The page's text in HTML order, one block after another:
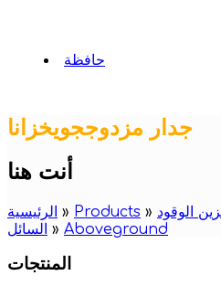
حافظة
جدار مزدوججويخزانا
أنت هنا
الرئيسية » Products » الوقود
السائل » Aboveground
المنتجات